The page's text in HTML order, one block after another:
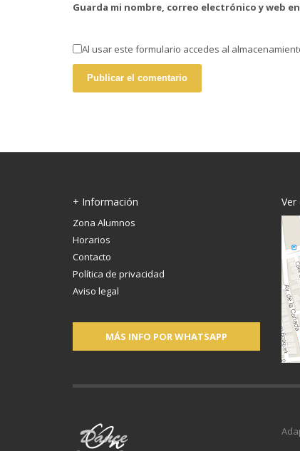
Guarda mi nombre, correo electrónico y web
Al usar este formulario accedes al
+ Información
Zona Alumnos
Horarios
Contacto
Política de privacidad
Aviso legal
MÁS INFO POR WHATSAPP
Ver